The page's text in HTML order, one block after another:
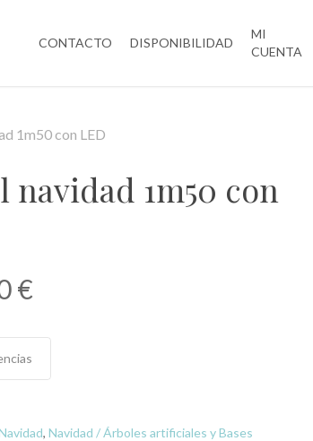
CONTACTO DISPONIBILIDAD
MI
CUENTA
1m50 con LED
navidad 1m50 con
€
, Navidad / Árboles artificiales y Bases